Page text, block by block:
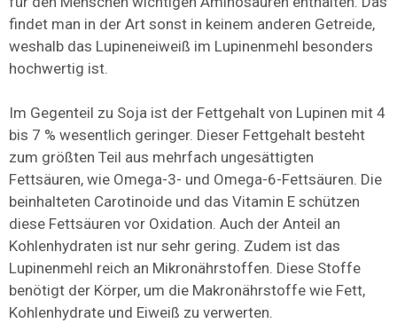
findet man in der Art sonst in keinem anderen Getreide,
weshalb das Lupineneiweiß im Lupinenmehl besonders
hochwertig ist.
Im Gegenteil zu Soja ist der Fettgehalt von Lupinen mit 4
bis 7 % wesentlich geringer. Dieser Fettgehalt besteht
zum größten Teil aus mehrfach ungesättigten
Fettsäuren, wie Omega-3- und Omega-6-Fettsäuren. Die
beinhalteten Carotinoide und das Vitamin E schützen
diese Fettsäuren vor Oxidation. Auch der Anteil an
Kohlenhydraten ist nur sehr gering. Zudem ist das
Lupinenmehl reich an Mikronährstoffen. Diese Stoffe
benötigt der Körper, um die Makronährstoffe wie Fett,
Kohlenhydrate und Eiweiß zu verwerten.